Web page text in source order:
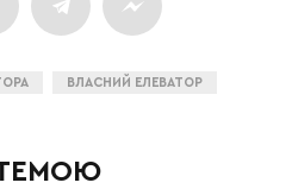
ВЛАСНИЙ ЕЛЕВАТОР
ТЕМОЮ